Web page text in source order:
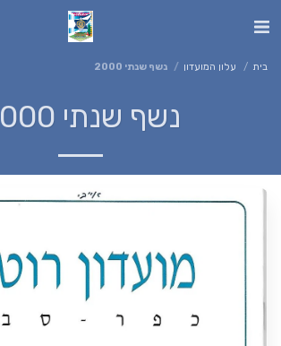
בית עלון המועדון נשף שנתי 2000
נשף שנתי 2000